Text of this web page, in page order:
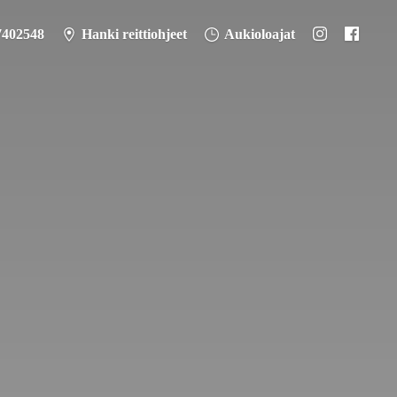
Hanki reittiohjeet Aukioloajat